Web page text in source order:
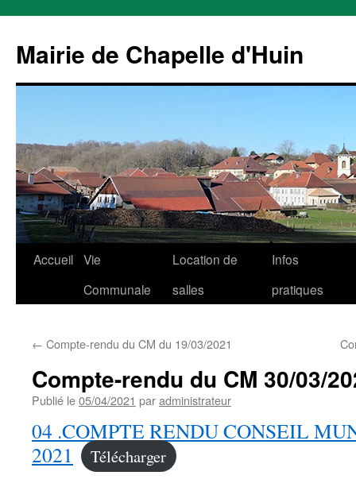
Mairie de Chapelle d'Huin
Aller
Accueil Vie
Communale
Location de
salles
Infos
pratiques
← Compte-rendu du CM du 19/03/2021
Compte-rendu du CM 30/03/
Publié le05/04/2021 paradministrateur
04 .COMPTE RENDU CONSEIL
2021
Télécharger